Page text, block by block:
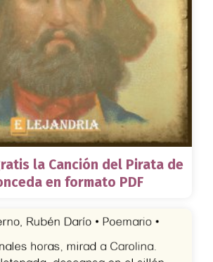
la Canción del Pirata de
en formato PDF